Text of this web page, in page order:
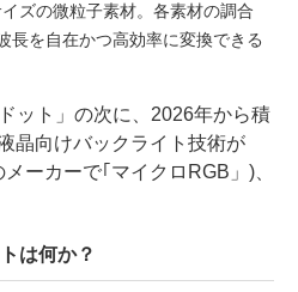
ズの微粒子素材。各素材の調合
長を自在かつ高効率に変換できる
ット」の次に、2026年から積
晶向けバックライト技術が
ーカーで｢マイクロRGB」)、
は何か？